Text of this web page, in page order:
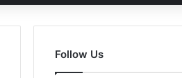
for
Follow Us